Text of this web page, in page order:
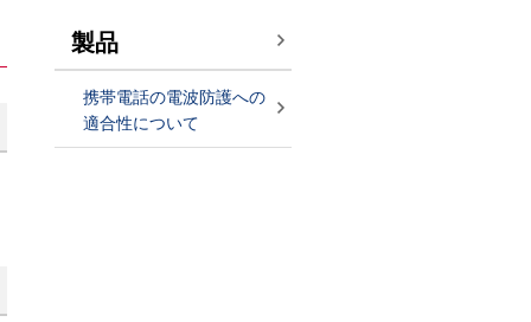
製品
携帯電話の電波防護への
適合性について